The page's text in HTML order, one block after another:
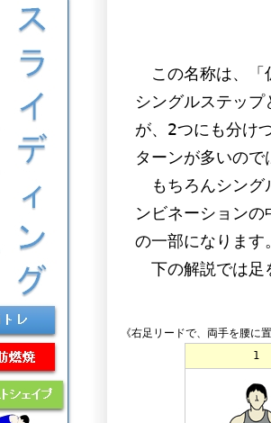
この名称は、「
シングルステッ
が、2つにも分け
ターンが多いの
もちろんシング
ンビネーション
の一部になります
下の解説では足
《右足リードで、両手を腰に
1